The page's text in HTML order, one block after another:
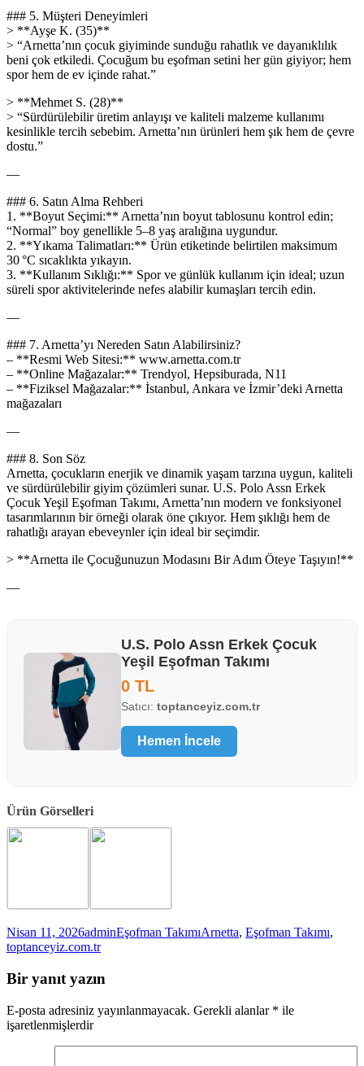
### 5. Müşteri Deneyimleri
> **Ayşe K. (35)**
> “Arnetta’nın çocuk giyiminde sunduğu rahatlık ve dayanıklılık
beni çok etkiledi. Çocuğum bu eşofman setini her gün giyiyor; hem
spor hem de ev içinde rahat.”
> **Mehmet S. (28)**
> “Sürdürülebilir üretim anlayışı ve kaliteli malzeme kullanımı
kesinlikle tercih sebebim. Arnetta’nın ürünleri hem şık hem de çevre
dostu.”
—
### 6. Satın Alma Rehberi
1. **Boyut Seçimi:** Arnetta’nın boyut tablosunu kontrol edin;
“Normal” boy genellikle 5–8 yaş aralığına uygundur.
2. **Yıkama Talimatları:** Ürün etiketinde belirtilen maksimum
30 °C sıcaklıkta yıkayın.
3. **Kullanım Sıklığı:** Spor ve günlük kullanım için ideal; uzun
süreli spor aktivitelerinde nefes alabilir kumaşları tercih edin.
—
### 7. Arnetta’yı Nereden Satın Alabilirsiniz?
– **Resmi Web Sitesi:** www.arnetta.com.tr
– **Online Mağazalar:** Trendyol, Hepsiburada, N11
– **Fiziksel Mağazalar:** İstanbul, Ankara ve İzmir’deki Arnetta
mağazaları
—
### 8. Son Söz
Arnetta, çocukların enerjik ve dinamik yaşam tarzına uygun, kaliteli
ve sürdürülebilir giyim çözümleri sunar. U.S. Polo Assn Erkek
Çocuk Yeşil Eşofman Takımı, Arnetta’nın modern ve fonksiyonel
tasarımlarının bir örneği olarak öne çıkıyor. Hem şıklığı hem de
rahatlığı arayan ebeveynler için ideal bir seçimdir.
> **Arnetta ile Çocuğunuzun Modasını Bir Adım Öteye Taşıyın!**
—
U.S. Polo Assn Erkek Çocuk
Yeşil Eşofman Takımı
0 TL
Satıcı: toptanceyiz.com.tr
Hemen İncele
Ürün Görselleri
Yayın
tarihi
Nisan 11, 2026Yazar
adminKategoriler
Eşofman TakımıEtiketler
Arnetta, Eşofman Takımı,
toptanceyiz.com.tr
Bir yanıt yazın
E-posta adresiniz yayınlanmayacak. Gerekli alanlar * ile
işaretlenmişlerdir